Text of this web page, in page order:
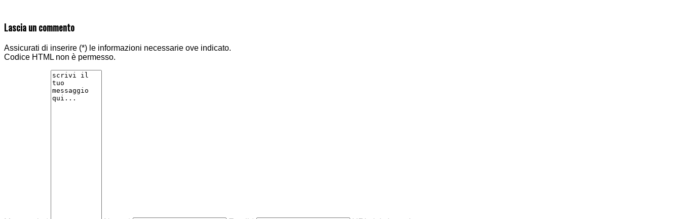
Lascia un commento
Assicurati di inserire (*) le informazioni necessarie ove indicato.
Codice HTML non è permesso.